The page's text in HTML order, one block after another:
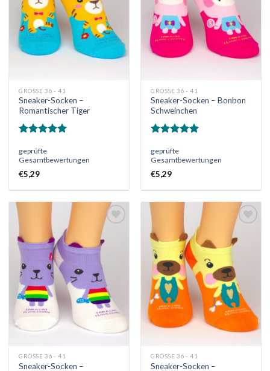
GRÖSSE 36 - 41
Sneaker-Socken –
Romantischer Tiger
mit5.00
von 5
geprüfte
Gesamtbewertungen
€5,29
GRÖSSE 36 - 41
Sneaker-Socken – Bonbon
Schweinchen
mit5.00
von 5
geprüfte
Gesamtbewertungen
€5,29
die
Wunschliste
GRÖSSE 36 - 41
Sneaker-Socken –
Wunschliste
GRÖSSE 36 - 41
Sneaker-Socken –